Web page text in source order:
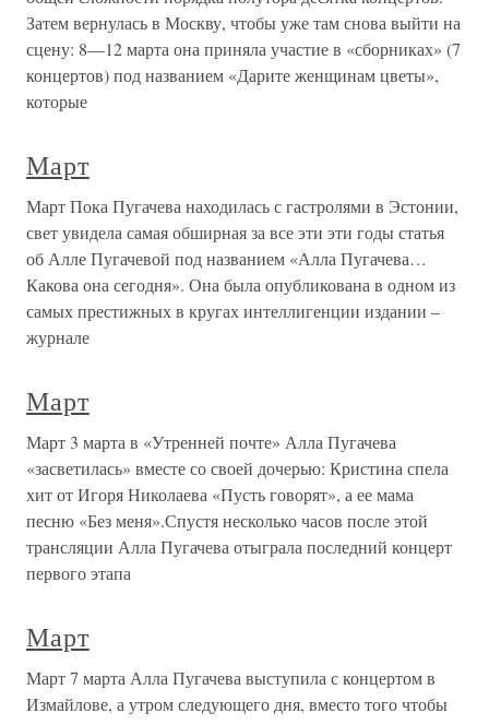
Затем вернулась в Москву, чтобы уже там снова выйти на
сцену: 8—12 марта она приняла участие в «сборниках» (7
концертов) под названием «Дарите женщинам цветы»,
которые
Март
Март Пока Пугачева находилась с гастролями в Эстонии,
свет увидела самая обширная за все эти эти годы статья
об Алле Пугачевой под названием «Алла Пугачева…
Какова она сегодня». Она была опубликована в одном из
самых престижных в кругах интеллигенции издании –
журнале
Март
Март 3 марта в «Утренней почте» Алла Пугачева
«засветилась» вместе со своей дочерью: Кристина спела
хит от Игоря Николаева «Пусть говорят», а ее мама
песню «Без меня».Спустя несколько часов после этой
трансляции Алла Пугачева отыграла последний концерт
первого этапа
Март
Март 7 марта Алла Пугачева выступила с концертом в
Измайлове, а утром следующего дня, вместо того чтобы